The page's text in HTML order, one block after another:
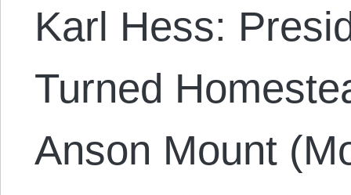
Karl Hess:
Turned
Anson Mount